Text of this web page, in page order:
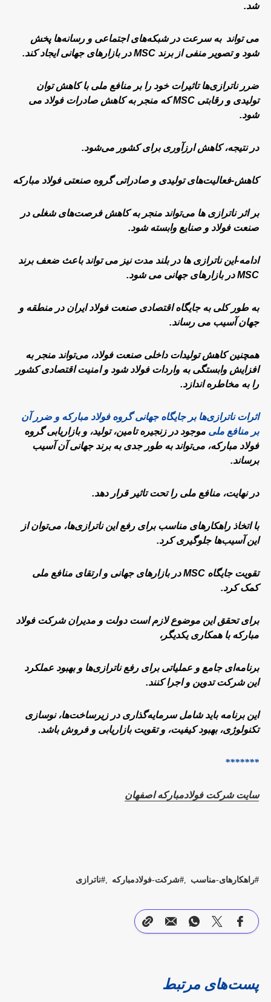
شد.
می تواند به سرعت در شبکه‌های اجتماعی و رسانه‌ها پخش
شود و تصویر منفی از برند MSC در بازارهای جهانی ایجاد کند.
ضرر ناترازی‌ها تاثیرات خود را بر منافع ملی با کاهش توان
تولیدی و رقابتی MSC که منجر به کاهش صادرات فولاد می
شود.
در نتیجه، کاهش ارزآوری برای کشور می‌شود.
کاهش-فعالیت‌های تولیدی و صادراتی گروه صنعتی فولاد مبارکه
بر اثر ناترازی ها می‌تواند منجر به کاهش فرصت‌های شغلی در
صنعت فولاد و صنایع وابسته شود.
ادامه-این ناترازی ها در بلند مدت نیز می تواند باعث ضعف برند
MSC در بازارهای جهانی می شود.
به طور کلی به جایگاه اقتصادی صنعت فولاد ایران در منطقه و
جهان آسیب می رساند.
همچنین کاهش تولیدات داخلی صنعت فولاد، می‌تواند منجر به
افزایش وابستگی به واردات فولاد شود و امنیت اقتصادی کشور
را به مخاطره اندازد.
اثرات ناترازی‌ها بر جایگاه جهانی گروه فولاد مبارکه و ضرر آن
بر منافع ملی موجود در زنجیره تامین، تولید، و بازاریابی گروه
فولاد مبارکه، می‌تواند به طور جدی به برند جهانی آن آسیب
برساند.
در نهایت، منافع ملی را تحت تاثیر قرار دهد.
با اتخاذ راهکارهای مناسب برای رفع این ناترازی‌ها، می‌توان از
این آسیب‌ها جلوگیری کرد.
تقویت جایگاه MSC در بازارهای جهانی و ارتقای منافع ملی
کمک کرد.
برای تحقق این موضوع لازم است دولت و مدیران شرکت فولاد
مبارکه با همکاری یکدیگر،
برنامه‌ای جامع و عملیاتی برای رفع ناترازی‌ها و بهبود عملکرد
این شرکت تدوین و اجرا کنند.
این برنامه باید شامل سرمایه‌گذاری در زیرساخت‌ها، نوسازی
تکنولوژی، بهبود کیفیت، و تقویت بازاریابی و فروش باشد.
*******
سایت شرکت فولادمبارکه اصفهان
راهکارهای-مناسب شرکت-فولادمبارکه ناترازی
پست‌های مرتبط